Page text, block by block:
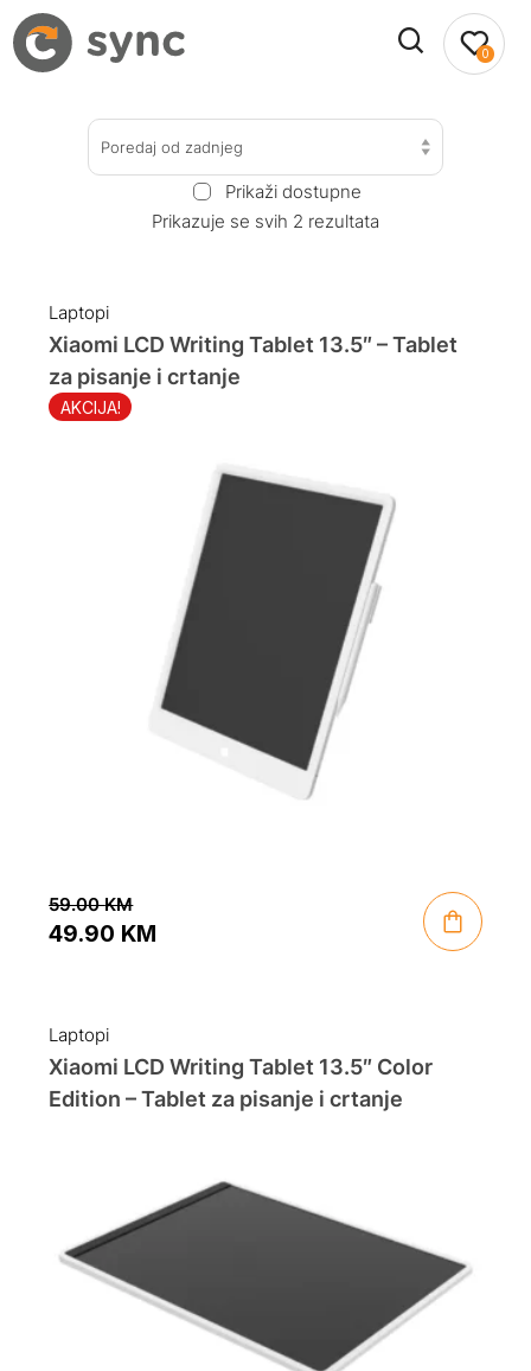
0
Poredaj od zadnjeg
Prikaži dostupne
Prikazuje se svih 2 rezultata
Laptopi
AKCIJA!
Xiaomi LCD Writing Tablet 13.5″ – Tablet
za pisanje i crtanje
59.00KM
was:
59.00 KM.
49.90 KM
is:
49.90 KM.
Laptopi
Xiaomi LCD Writing Tablet 13.5″ Color
Edition – Tablet za pisanje i crtanje